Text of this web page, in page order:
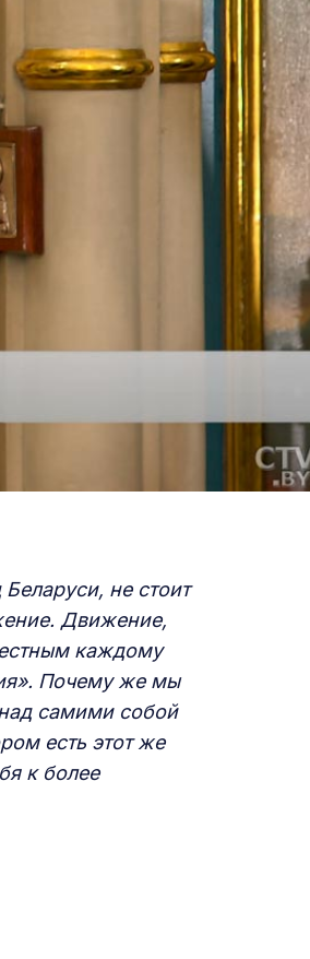
не стоит
Движение,
каждому
Почему же мы
самими собой
есть этот же
к более